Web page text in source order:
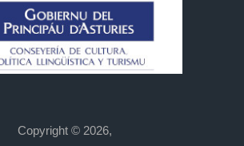
Copyright © 2026,